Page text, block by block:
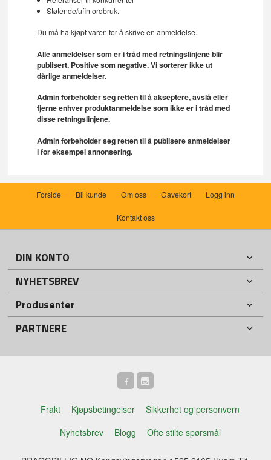
Støtende/ufin ordbruk.
Du må ha kjøpt varen for å skrive en anmeldelse.
Alle anmeldelser som er i tråd med retningslinjene blir
publisert. Positive som negative. Vi sorterer ikke ut
dårlige anmeldelser.
Admin forbeholder seg retten til å akseptere, avslå eller
fjerne enhver produktanmeldelse som ikke er i tråd med
disse retningslinjene.
Admin forbeholder seg retten til å publisere anmeldelser
i for eksempel annonsering.
Forside Bli kunde Om oss Gavekort Logg inn
Kontakt oss
DIN KONTO
NYHETSBREV
Produsenter
PARTNERE
Frakt Kjøpsbetingelser
Sikkerhet og personvern
Nyhetsbrev
Blogg Ofte stilte spørsmål